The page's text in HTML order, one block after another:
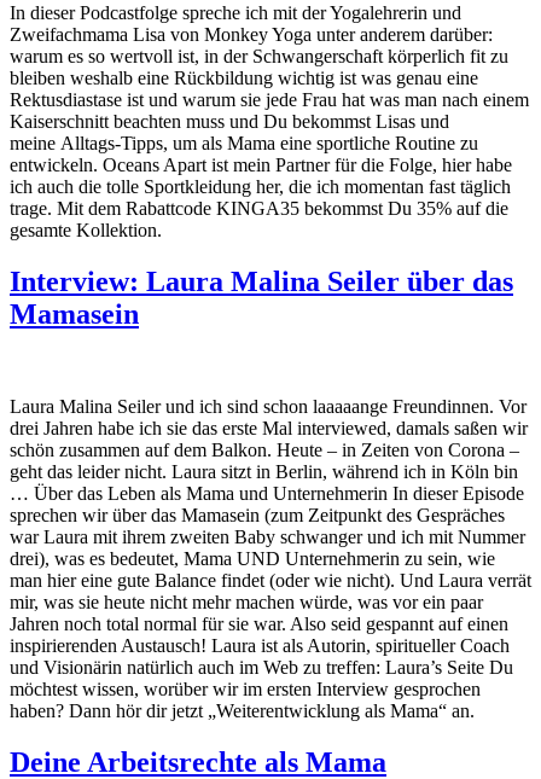
In dieser Podcastfolge spreche ich mit der Yogalehrerin und
Zweifachmama Lisa von Monkey Yoga unter anderem darüber:
warum es so wertvoll ist, in der Schwangerschaft körperlich fit zu
bleiben weshalb eine Rückbildung wichtig ist was genau eine
Rektusdiastase ist und warum sie jede Frau hat was man nach einem
Kaiserschnitt beachten muss und Du bekommst Lisas und
meine Alltags-Tipps, um als Mama eine sportliche Routine zu
entwickeln. Oceans Apart ist mein Partner für die Folge, hier habe
ich auch die tolle Sportkleidung her, die ich momentan fast täglich
trage. Mit dem Rabattcode KINGA35 bekommst Du 35% auf die
gesamte Kollektion.
Interview: Laura Malina Seiler über das
Mamasein
Laura Malina Seiler und ich sind schon laaaaange Freundinnen. Vor
drei Jahren habe ich sie das erste Mal interviewed, damals saßen wir
schön zusammen auf dem Balkon. Heute – in Zeiten von Corona –
geht das leider nicht. Laura sitzt in Berlin, während ich in Köln bin
… Über das Leben als Mama und Unternehmerin In dieser Episode
sprechen wir über das Mamasein (zum Zeitpunkt des Gespräches
war Laura mit ihrem zweiten Baby schwanger und ich mit Nummer
drei), was es bedeutet, Mama UND Unternehmerin zu sein, wie
man hier eine gute Balance findet (oder wie nicht). Und Laura verrät
mir, was sie heute nicht mehr machen würde, was vor ein paar
Jahren noch total normal für sie war. Also seid gespannt auf einen
inspirierenden Austausch! Laura ist als Autorin, spiritueller Coach
und Visionärin natürlich auch im Web zu treffen: Laura’s Seite Du
möchtest wissen, worüber wir im ersten Interview gesprochen
haben? Dann hör dir jetzt „Weiterentwicklung als Mama“ an.
Deine Arbeitsrechte als Mama